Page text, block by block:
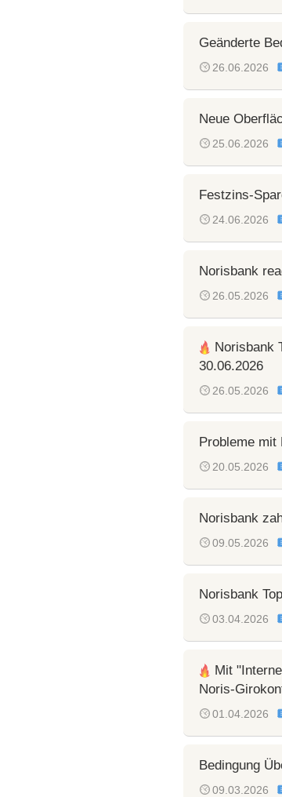
Geänderte
26.06.2026
Neue
25.06.2026
Festzins-
24.06.2026
Norisbank
26.05.2026
Norisbank
30.06.2026
26.05.2026
Probleme mit
20.05.2026
Norisbank
09.05.2026
Norisbank
03.04.2026
Mit
Noris-
01.04.2026
Bedingung
09.03.2026